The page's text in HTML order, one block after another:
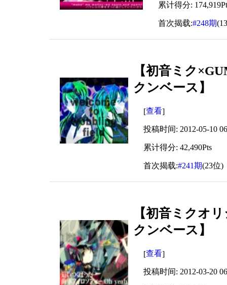
累计得分:
首次揭载:#248期
【初音ミク
クンベース】
[查看]
投稿时间: 2012-05-10
累计得分: 42,490Pts
首次揭载:#241期(23位)
【初音ミクオ
クンベース】
[查看]
投稿时间: 2012-03-20